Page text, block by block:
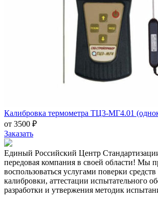
Калибровка термометра ТЦ3-МГ4.01
от 3500 ₽
Заказать
Единый Российский Центр
передовая компания в своей области! Мы
воспользоваться услугами поверки
калибровки, аттестации испытательного
разработки и утвержения методик